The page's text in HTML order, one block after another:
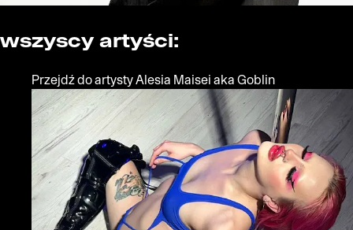
wszyscy artyści:
Przejdź do artysty Alesia Maisei aka Goblin